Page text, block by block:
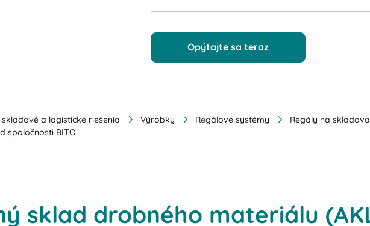
Opýtajte sa teraz
a logistické riešenia Výrobky Regálové systémy
Regály na
spoločnosti BITO
sklad drobného materiálu